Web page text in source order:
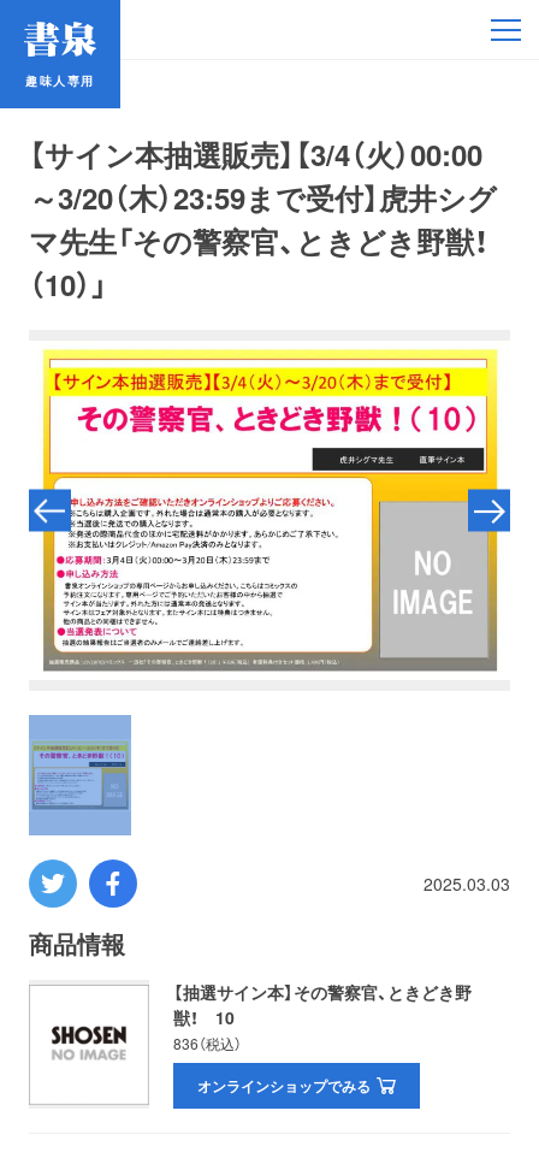
趣味人専用
【サイン本抽選販売】【3/4（火）00:00
～3/20（木）23:59まで受付】虎井シグ
マ先生「その警察官、ときどき野獣！
（10）」
2025.03.03
商品情報
【抽選サイン本】その警察官、ときどき野
獣！ 10
836（税込）
オンラインショップでみる
趣味人専用
アイドル
鉄道・バス
コミック・ラノベ
プロレス
数学
ミリタリー
イベント
お知らせ
会社概要 プライバシーポリシー